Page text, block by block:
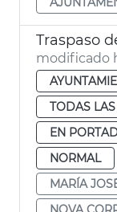
Traspaso
modificado
TODAS
EN
NORMAL
MARÍA